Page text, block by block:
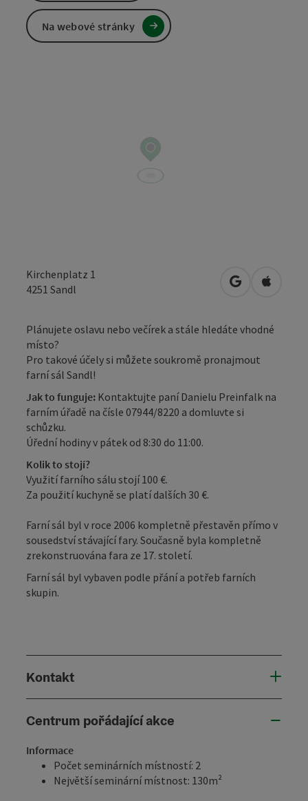
Kirchenplatz 1
4251 Sandl Otevřít vOtevřít
Plánujete oslavu nebo večírek a stále hledáte vhodné
místo?
Pro takové účely si můžete soukromě pronajmout
farní sál Sandl!
Jak to funguje: Kontaktujte paní Danielu Preinfalk na
farním úřadě na čísle 07944/8220 a domluvte si
schůzku.
Úřední hodiny v pátek od 8:30 do 11:00.
Kolik to stojí?
Využití farního sálu stojí 100 €.
Za použití kuchyně se platí dalších 30 €.
Farní sál byl v roce 2006 kompletně přestavěn přímo v
sousedství stávající fary. Současně byla kompletně
zrekonstruována fara ze 17. století.
Farní sál byl vybaven podle přání a potřeb farních
skupin.
Kontakt
Centrum pořádající akce
Informace
Počet seminárních místností: 2
Největší seminární místnost: 130m²
Na webové stránky